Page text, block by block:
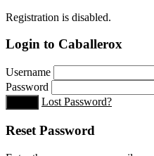
Registration is disabled.
Login to Caballerox
Username
Password
Lost Password?
Reset Password